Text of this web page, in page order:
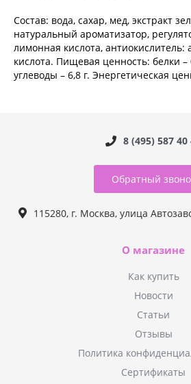
Состав: вода, сахар, мед, экстракт
натуральный ароматизатор,
лимонная кислота, антиокислитель:
кислота. Пищевая ценность: белки –
углеводы – 6,8 г. Энергетическая
8 (495) 587 40
Обратный
115280, г. Москва, улица
О магазине
Как купить
Новости
Статьи
Отзывы
Политика
Сертификаты